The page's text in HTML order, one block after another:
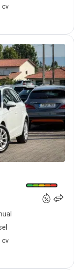
cv
cv